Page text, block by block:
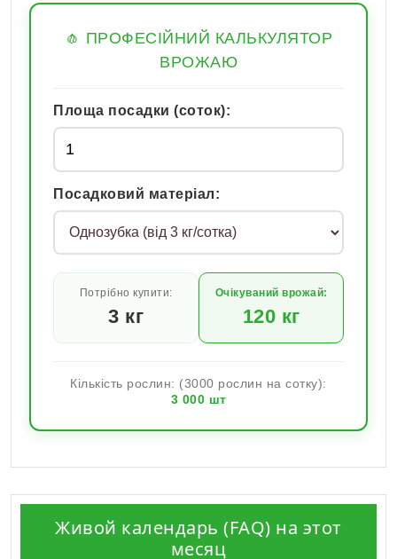
🧄 ПРОФЕСІЙНИЙ КАЛЬКУЛЯТОР
ВРОЖАЮ
Площа посадки (соток):
Посадковий матеріал:
Потрібно купити:
3 кг
Очікуваний врожай:
120 кг
Кількість рослин: (3000 рослин на сотку):
3 000 шт
Живой календарь (FAQ) на этот
месяц